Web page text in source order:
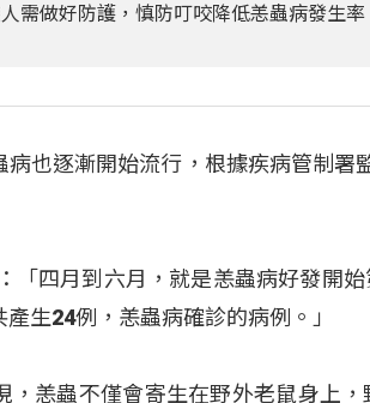
需做好防護，慎防叮咬降低恙蟲病發生率
病也逐漸開始流行，根據疾病管制署
「四月到六月，就是恙蟲病好發開
生24例，恙蟲病確診的病例。」
，恙蟲不僅會寄生在野外老鼠身上